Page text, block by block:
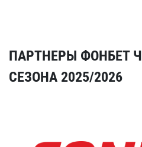
ПАРТНЕРЫ ФОНБЕТ
СЕЗОНА 2025/2026